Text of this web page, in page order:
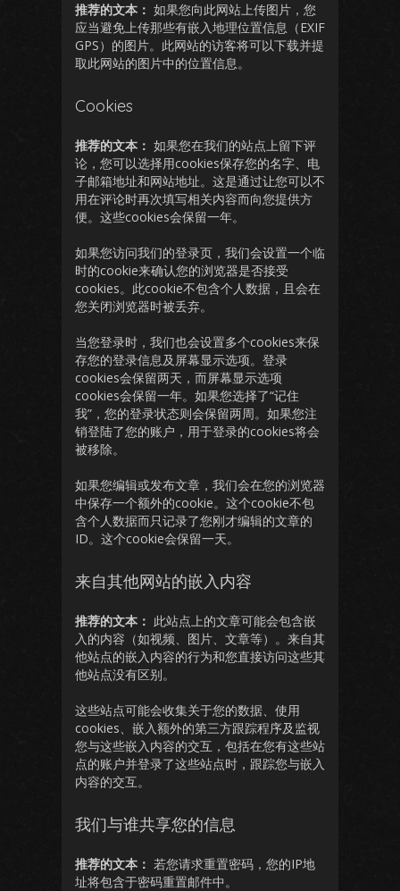
推荐的文本： 如果您向此网站上传图片，您
应当避免上传那些有嵌入地理位置信息（EXIF
GPS）的图片。此网站的访客将可以下载并提
取此网站的图片中的位置信息。
Cookies
推荐的文本： 如果您在我们的站点上留下评
论，您可以选择用cookies保存您的名字、电
子邮箱地址和网站地址。这是通过让您可以不
用在评论时再次填写相关内容而向您提供方
便。这些cookies会保留一年。
如果您访问我们的登录页，我们会设置一个临
时的cookie来确认您的浏览器是否接受
cookies。此cookie不包含个人数据，且会在
您关闭浏览器时被丢弃。
当您登录时，我们也会设置多个cookies来保
存您的登录信息及屏幕显示选项。登录
cookies会保留两天，而屏幕显示选项
cookies会保留一年。如果您选择了“记住
我”，您的登录状态则会保留两周。如果您注
销登陆了您的账户，用于登录的cookies将会
被移除。
如果您编辑或发布文章，我们会在您的浏览器
中保存一个额外的cookie。这个cookie不包
含个人数据而只记录了您刚才编辑的文章的
ID。这个cookie会保留一天。
来自其他网站的嵌入内容
推荐的文本： 此站点上的文章可能会包含嵌
入的内容（如视频、图片、文章等）。来自其
他站点的嵌入内容的行为和您直接访问这些其
他站点没有区别。
这些站点可能会收集关于您的数据、使用
cookies、嵌入额外的第三方跟踪程序及监视
您与这些嵌入内容的交互，包括在您有这些站
点的账户并登录了这些站点时，跟踪您与嵌入
内容的交互。
我们与谁共享您的信息
推荐的文本： 若您请求重置密码，您的IP地
址将包含于密码重置邮件中。